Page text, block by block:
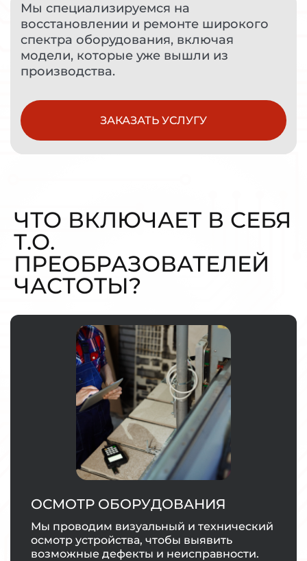
Мы специализируемся на
восстановлении и ремонте широкого
спектра оборудования, включая
модели, которые уже вышли из
производства.
ЗАКАЗАТЬ УСЛУГУ
ЧТО ВКЛЮЧАЕТ В СЕБЯ
Т.О.
ПРЕОБРАЗОВАТЕЛЕЙ
ЧАСТОТЫ?
ОСМОТР ОБОРУДОВАНИЯ
Мы проводим визуальный и технический
осмотр устройства, чтобы выявить
возможные дефекты и неисправности.
ЗАКАЗАТЬ УСЛУГУ